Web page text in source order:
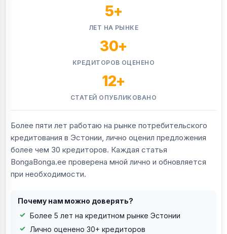
5+
ЛЕТ НА РЫНКЕ
30+
КРЕДИТОРОВ ОЦЕНЕНО
12+
СТАТЕЙ ОПУБЛИКОВАНО
Более пяти лет работаю на рынке потребительского
кредитования в Эстонии, лично оценил предложения
более чем 30 кредиторов. Каждая статья
BongaBonga.ee проверена мной лично и обновляется
при необходимости.
Почему нам можно доверять?
Более 5 лет на кредитном рынке Эстонии
Лично оценено 30+ кредиторов